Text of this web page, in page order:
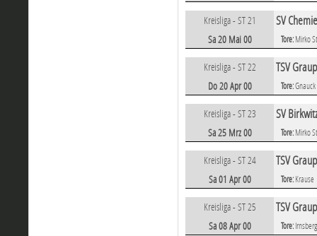
Kreisliga - ST 21 SV
Sa 20 Mai 00 Tore: Mirko
Kreisliga - ST 22 TSV
Do 20 Apr 00 Tore:Gnauck
Kreisliga - ST 23 SV
Sa 25 Mrz 00 Tore: Mirko
Kreisliga - ST 24 TSV
Sa 01 Apr 00 Tore: Krause
Kreisliga - ST 25 TSV
Sa 08 Apr 00 Tore: